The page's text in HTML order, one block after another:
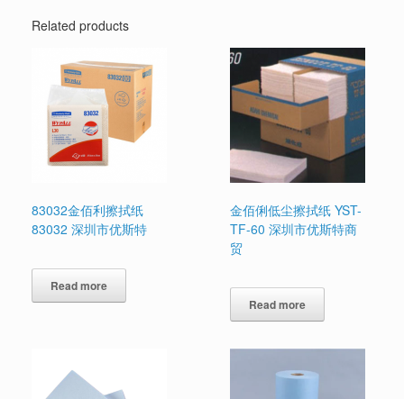
Related products
83032金佰利擦拭纸
83032 深圳市优斯特
Read more
金佰俐低尘擦拭纸 YST-
TF-60 深圳市优斯特商
贸
Read more